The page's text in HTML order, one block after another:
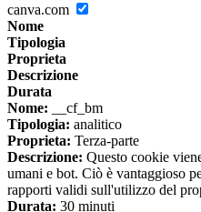
canva.com
Nome
Tipologia
Proprieta
Descrizione
Durata
Nome: __cf_bm
Tipologia: analitico
Proprieta: Terza-parte
Descrizione: Questo cookie
umani e bot. Ciò è vantaggioso
rapporti validi sull'utilizzo del
Durata: 30 minuti